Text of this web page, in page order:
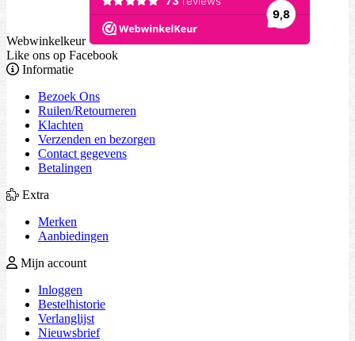
Webwinkelkeur
Like ons op Facebook
Informatie
Bezoek Ons
Ruilen/Retourneren
Klachten
Verzenden en bezorgen
Contact gegevens
Betalingen
Extra
Merken
Aanbiedingen
Mijn account
Inloggen
Bestelhistorie
Verlanglijst
Nieuwsbrief